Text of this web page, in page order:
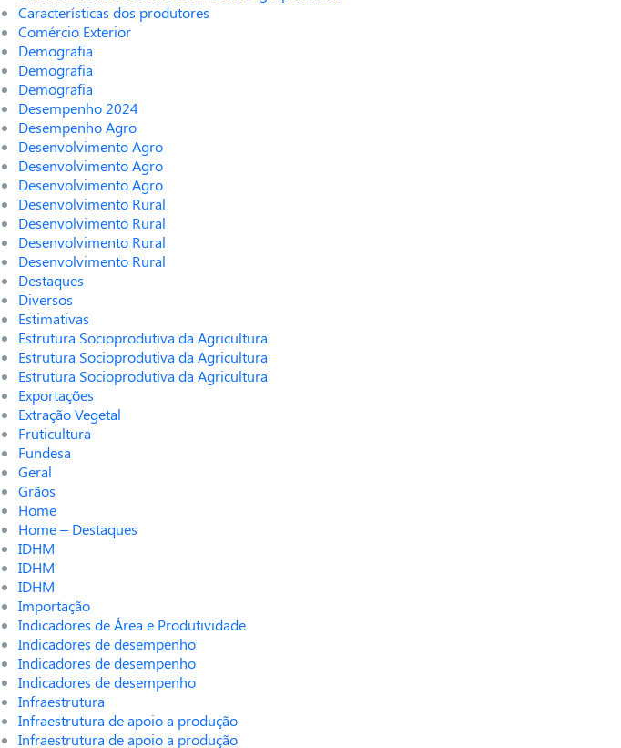
Características dos produtores
Comércio Exterior
Demografia
Demografia
Demografia
Desempenho 2024
Desempenho Agro
Desenvolvimento Agro
Desenvolvimento Agro
Desenvolvimento Agro
Desenvolvimento Rural
Desenvolvimento Rural
Desenvolvimento Rural
Desenvolvimento Rural
Destaques
Diversos
Estimativas
Estrutura Socioprodutiva da Agricultura
Estrutura Socioprodutiva da Agricultura
Estrutura Socioprodutiva da Agricultura
Exportações
Extração Vegetal
Fruticultura
Fundesa
Geral
Grãos
Home
Home – Destaques
IDHM
IDHM
IDHM
Importação
Indicadores de Área e Produtividade
Indicadores de desempenho
Indicadores de desempenho
Indicadores de desempenho
Infraestrutura
Infraestrutura de apoio a produção
Infraestrutura de apoio a produção